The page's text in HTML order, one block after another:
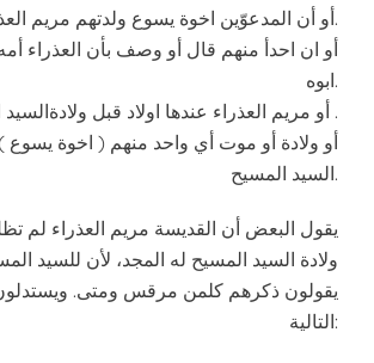
3- أو أن المدعوّين اخوة يسوع ولدتهم مريم العذراء أم يسوع.
ابوه.
5- أو مريم العذراء عندها اولاد قبل ولادةالسيد المسيح أو بعد .
السيد المسيح.
يقول البعض أن القديسة مريم العذراء لم
ولادة السيد المسيح له المجد، لأن للسيد
يقولون ذكرهم كلمن مرقس ومتى.
التالية: